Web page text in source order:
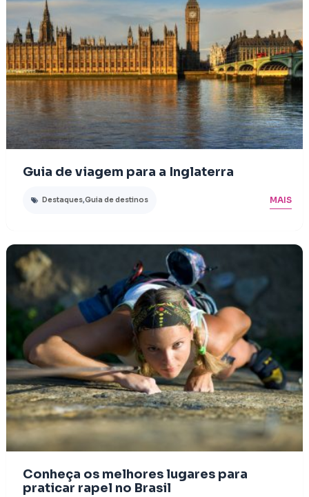
Guia de viagem para a Inglaterra
Destaques,Guia de destinos MAIS
Conheça os melhores lugares para
praticar rapel no Brasil